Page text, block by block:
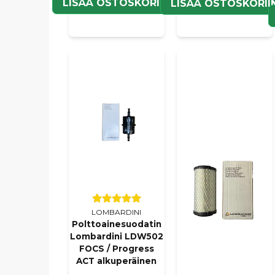
LISÄÄ OSTOSKORIIN LISÄÄ
LOMBARDINI
Polttoainesuodatin
Lombardini LDW502
FOCS / Progress
ACT alkuperäinen